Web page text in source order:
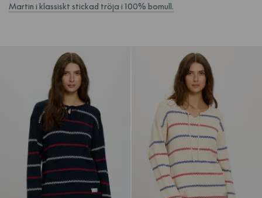
Martin i klassiskt stickad tröja i 100% bomull.